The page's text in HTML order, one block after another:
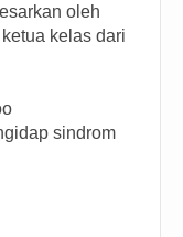
oleh
kelas dari
sindrom